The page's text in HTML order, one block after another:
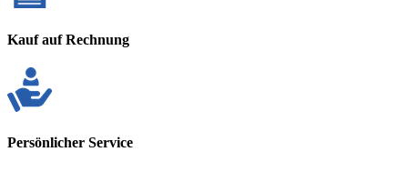
Kauf auf Rechnung
Persönlicher Service